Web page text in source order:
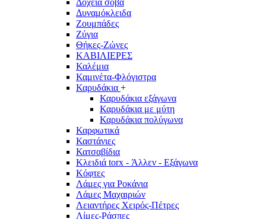
Δοχεία σοβά
Δυναμόκλειδα
Ζουμπάδες
Ζύγια
Θήκες-Ζώνες
ΚΑΒΙΛΙΕΡΕΣ
Καλέμια
Καμινέτα-Φλόγιστρα
Καρυδάκια +
Καρυδάκια εξάγωνα
Καρυδάκια με μύτη
Καρυδάκια πολύγωνα
Καρφωτικά
Καστάνιες
Κατσαβίδια
Κλειδιά torx - Άλλεν - Εξάγωνα
Κόφτες
Λάμες για Ροκάνια
Λάμες Μαχαιριών
Λειαντήρες Χειρός-Πέτρες
Λίμες-Ράσπες